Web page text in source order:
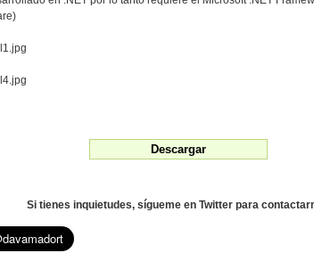
Si tienes inquietudes, sígueme en Twitter para